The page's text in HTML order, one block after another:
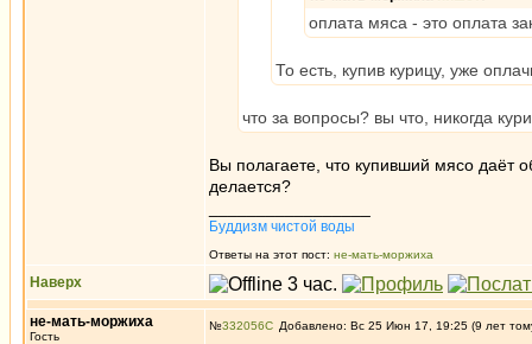
оплата мяса - это оплата
То есть, купив курицу, уже
что за вопросы? вы что, никогда
Вы полагаете, что купивший мясо даёт
делается?
Буддизм чистой воды
Ответы на этот пост: не-мать-моржиха
Наверх
не-мать-моржиха
Гость
№332056 Добавлено: Вс 25 Июн 17, 19:25 (9 лет